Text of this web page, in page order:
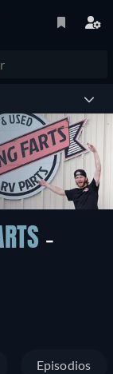
-
Episodios